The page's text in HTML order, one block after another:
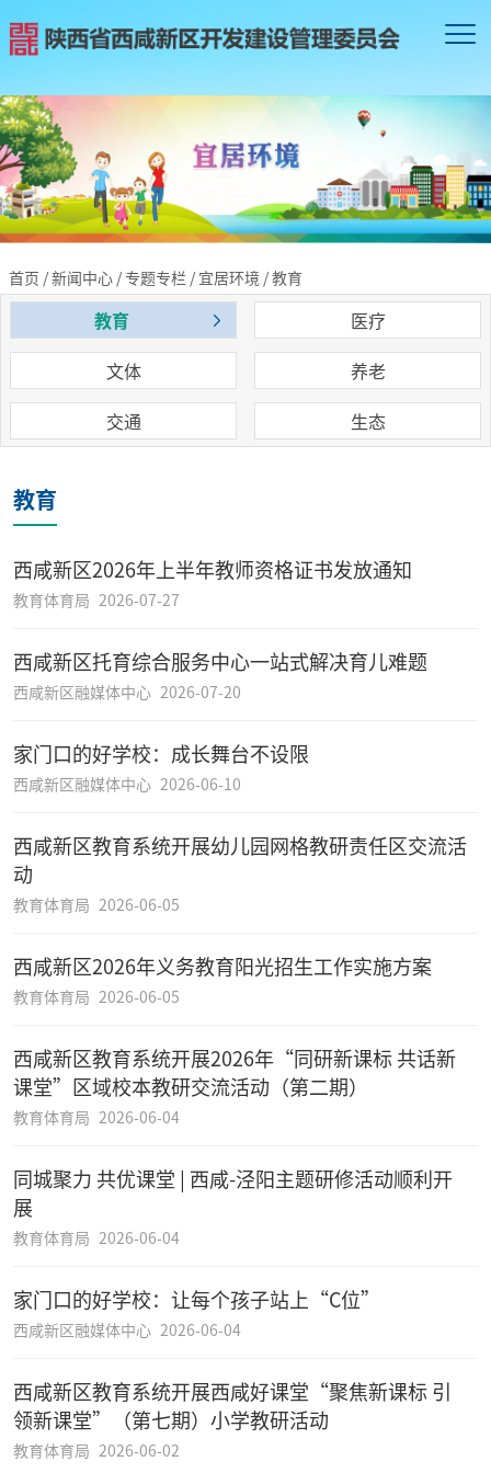
首页 /新闻中心 /专题专栏 / 宜居环境 /教育
教育
医疗
文体
养老
交通
生态
教育
西咸新区2026年上半年教师资格证书发放通知
教育体育局 2026-07-27
西咸新区托育综合服务中心一站式解决育儿难题
西咸新区融媒体中心 2026-07-20
家门口的好学校：成长舞台不设限
西咸新区融媒体中心 2026-06-10
西咸新区教育系统开展幼儿园网格教研责任区交流活
动
教育体育局 2026-06-05
西咸新区2026年义务教育阳光招生工作实施方案
教育体育局 2026-06-05
西咸新区教育系统开展2026年“同研新课标 共话新
课堂”区域校本教研交流活动（第二期）
教育体育局 2026-06-04
同城聚力 共优课堂 | 西咸-泾阳主题研修活动顺利开
展
教育体育局 2026-06-04
家门口的好学校：让每个孩子站上“C位”
西咸新区融媒体中心 2026-06-04
西咸新区教育系统开展西咸好课堂“聚焦新课标 引
领新课堂”（第七期）小学教研活动
教育体育局 2026-06-02